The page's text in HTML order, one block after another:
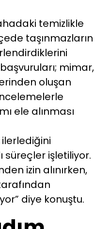
temizlikle
taşınmazların
mimar,
oluşan
ele alınması
süreçler işletiliyor.
izin alınırken,
diye konuştu.